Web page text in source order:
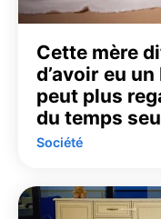
Cette mère
d’avoir eu
peut plus
du temps
Société